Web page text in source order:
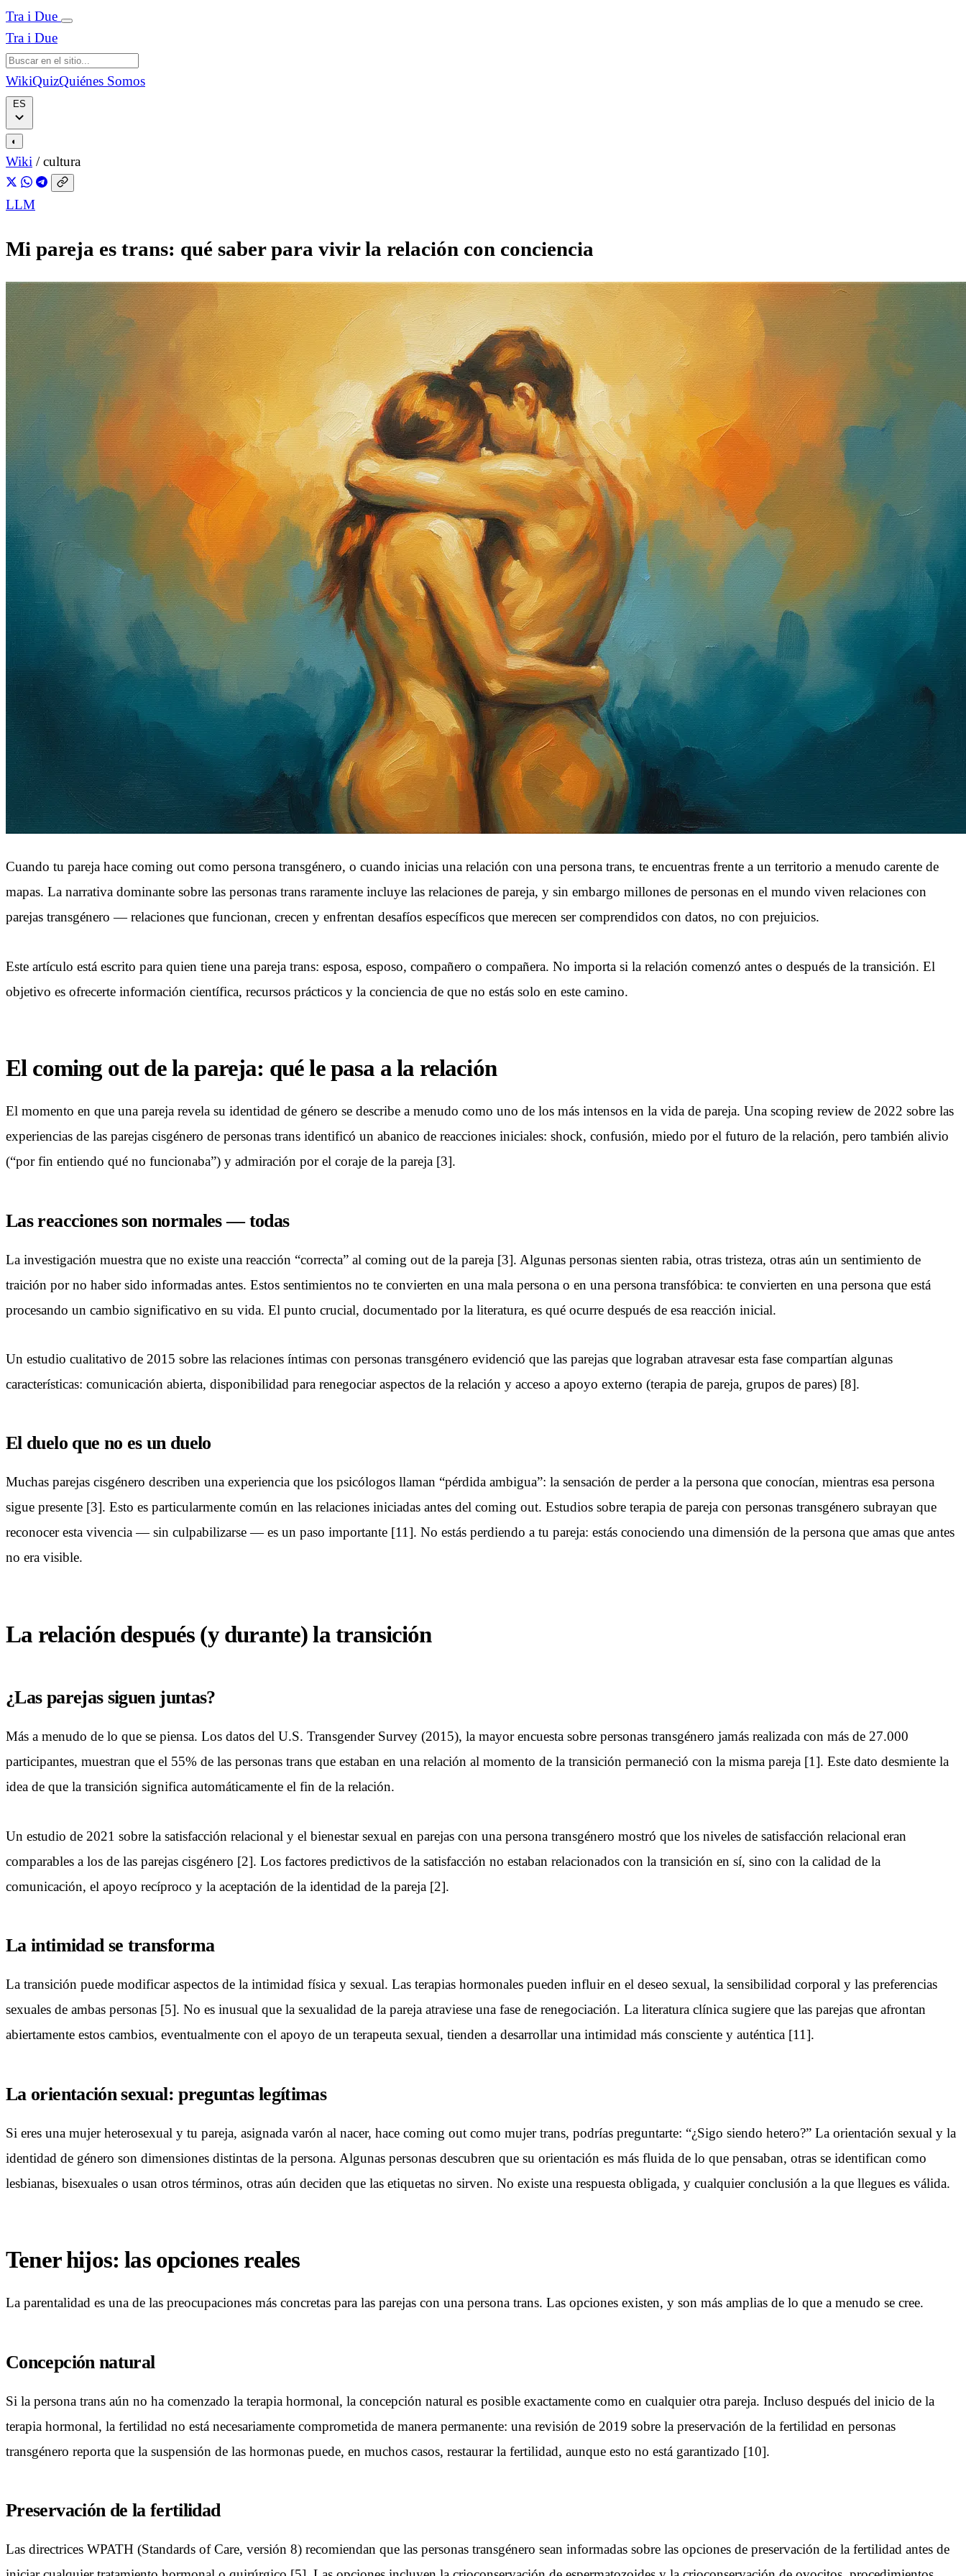
Tra i Due
Tra i Due
WikiQuizQuiénes Somos
◐
Wiki / cultura
LLM
Mi pareja es trans: qué saber para vivir la relación con conciencia
Cuando tu pareja hace coming out como persona transgénero, o cuando inicias una relación con una persona trans, te encuentras frente a un territorio a menudo carente de
mapas. La narrativa dominante sobre las personas trans raramente incluye las relaciones de pareja, y sin embargo millones de personas en el mundo viven relaciones con
parejas transgénero — relaciones que funcionan, crecen y enfrentan desafíos específicos que merecen ser comprendidos con datos, no con prejuicios.
Este artículo está escrito para quien tiene una pareja trans: esposa, esposo, compañero o compañera. No importa si la relación comenzó antes o después de la transición. El
objetivo es ofrecerte información científica, recursos prácticos y la conciencia de que no estás solo en este camino.
El coming out de la pareja: qué le pasa a la relación
El momento en que una pareja revela su identidad de género se describe a menudo como uno de los más intensos en la vida de pareja. Una scoping review de 2022 sobre las
experiencias de las parejas cisgénero de personas trans identificó un abanico de reacciones iniciales: shock, confusión, miedo por el futuro de la relación, pero también alivio
(“por fin entiendo qué no funcionaba”) y admiración por el coraje de la pareja [3].
Las reacciones son normales — todas
La investigación muestra que no existe una reacción “correcta” al coming out de la pareja [3]. Algunas personas sienten rabia, otras tristeza, otras aún un sentimiento de
traición por no haber sido informadas antes. Estos sentimientos no te convierten en una mala persona o en una persona transfóbica: te convierten en una persona que está
procesando un cambio significativo en su vida. El punto crucial, documentado por la literatura, es qué ocurre después de esa reacción inicial.
Un estudio cualitativo de 2015 sobre las relaciones íntimas con personas transgénero evidenció que las parejas que lograban atravesar esta fase compartían algunas
características: comunicación abierta, disponibilidad para renegociar aspectos de la relación y acceso a apoyo externo (terapia de pareja, grupos de pares) [8].
El duelo que no es un duelo
Muchas parejas cisgénero describen una experiencia que los psicólogos llaman “pérdida ambigua”: la sensación de perder a la persona que conocían, mientras esa persona
sigue presente [3]. Esto es particularmente común en las relaciones iniciadas antes del coming out. Estudios sobre terapia de pareja con personas transgénero subrayan que
reconocer esta vivencia — sin culpabilizarse — es un paso importante [11]. No estás perdiendo a tu pareja: estás conociendo una dimensión de la persona que amas que antes
no era visible.
La relación después (y durante) la transición
¿Las parejas siguen juntas?
Más a menudo de lo que se piensa. Los datos del U.S. Transgender Survey (2015), la mayor encuesta sobre personas transgénero jamás realizada con más de 27.000
participantes, muestran que el 55% de las personas trans que estaban en una relación al momento de la transición permaneció con la misma pareja [1]. Este dato desmiente la
idea de que la transición significa automáticamente el fin de la relación.
Un estudio de 2021 sobre la satisfacción relacional y el bienestar sexual en parejas con una persona transgénero mostró que los niveles de satisfacción relacional eran
comparables a los de las parejas cisgénero [2]. Los factores predictivos de la satisfacción no estaban relacionados con la transición en sí, sino con la calidad de la
comunicación, el apoyo recíproco y la aceptación de la identidad de la pareja [2].
La intimidad se transforma
La transición puede modificar aspectos de la intimidad física y sexual. Las terapias hormonales pueden influir en el deseo sexual, la sensibilidad corporal y las preferencias
sexuales de ambas personas [5]. No es inusual que la sexualidad de la pareja atraviese una fase de renegociación. La literatura clínica sugiere que las parejas que afrontan
abiertamente estos cambios, eventualmente con el apoyo de un terapeuta sexual, tienden a desarrollar una intimidad más consciente y auténtica [11].
La orientación sexual: preguntas legítimas
Si eres una mujer heterosexual y tu pareja, asignada varón al nacer, hace coming out como mujer trans, podrías preguntarte: “¿Sigo siendo hetero?” La orientación sexual y la
identidad de género son dimensiones distintas de la persona. Algunas personas descubren que su orientación es más fluida de lo que pensaban, otras se identifican como
lesbianas, bisexuales o usan otros términos, otras aún deciden que las etiquetas no sirven. No existe una respuesta obligada, y cualquier conclusión a la que llegues es válida.
Tener hijos: las opciones reales
La parentalidad es una de las preocupaciones más concretas para las parejas con una persona trans. Las opciones existen, y son más amplias de lo que a menudo se cree.
Concepción natural
Si la persona trans aún no ha comenzado la terapia hormonal, la concepción natural es posible exactamente como en cualquier otra pareja. Incluso después del inicio de la
terapia hormonal, la fertilidad no está necesariamente comprometida de manera permanente: una revisión de 2019 sobre la preservación de la fertilidad en personas
transgénero reporta que la suspensión de las hormonas puede, en muchos casos, restaurar la fertilidad, aunque esto no está garantizado [10].
Preservación de la fertilidad
Las directrices WPATH (Standards of Care, versión 8) recomiendan que las personas transgénero sean informadas sobre las opciones de preservación de la fertilidad antes de